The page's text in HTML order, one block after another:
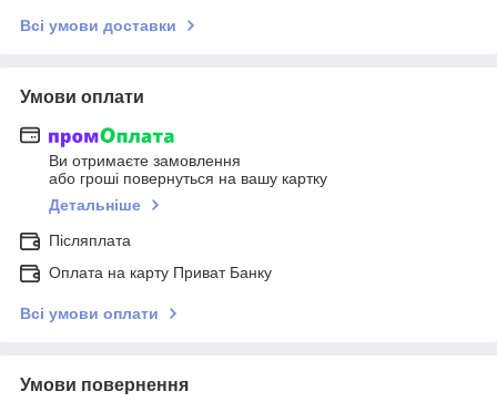
Всі умови доставки
Умови оплати
Ви отримаєте замовлення
або гроші повернуться на вашу картку
Детальніше
Післяплата
Оплата на карту Приват Банку
Всі умови оплати
Умови повернення